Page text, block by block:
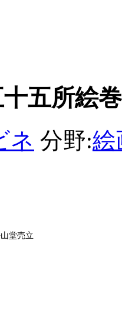
十五所絵巻
ネ 分野:絵
堂売立